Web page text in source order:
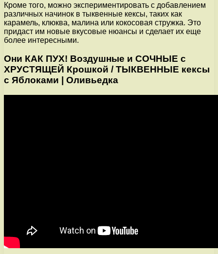
Кроме того, можно экспериментировать с добавлением
различных начинок в тыквенные кексы, таких как
карамель, клюква, малина или кокосовая стружка. Это
придаст им новые вкусовые нюансы и сделает их еще
более интересными.
Они КАК ПУХ! Воздушные и СОЧНЫЕ с
ХРУСТЯЩЕЙ Крошкой / ТЫКВЕННЫЕ кексы
с Яблоками | Оливьедка